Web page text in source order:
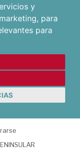
y
, para
para